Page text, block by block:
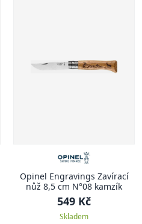
Opinel Engravings Zavírací
nůž 8,5 cm N°08 kamzík
549 Kč
Skladem